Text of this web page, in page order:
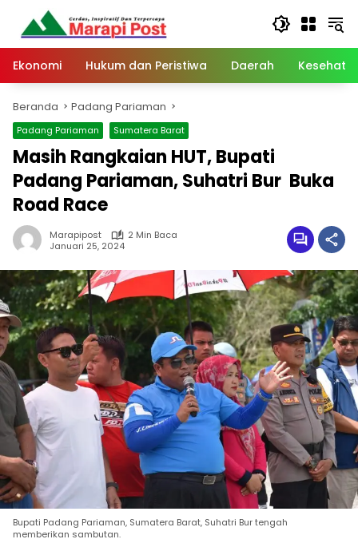
Langsung
konten
Ekonomi
Hukum dan Peristiwa Daerah
Beranda Padang Pariaman
Padang Pariaman Sumatera Barat
Masih Rangkaian HUT, Bupati
Padang Pariaman, Suhatri Bur Buka
Road Race
Marapipost
2 Min Baca
Januari 25, 2024
Bupati Padang Pariaman, Sumatera Barat, Suhatri Bur tengah
memberikan sambutan.